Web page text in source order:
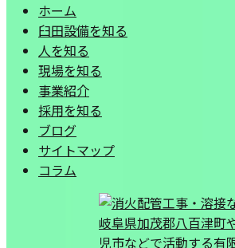
ホーム
臼田設備を知る
人を知る
現場を知る
事業紹介
採用を知る
ブログ
サイトマップ
コラム